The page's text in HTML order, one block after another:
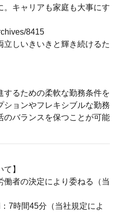
。キャリアも家庭も大事にす
8415
立しいきいきと輝き続けるた
るための柔軟な勤務条件を
ョンやフレキシブルな勤務
のバランスを保つことが可能
】
働者の決定により委ねる（当
7時間45分（当社規定によ